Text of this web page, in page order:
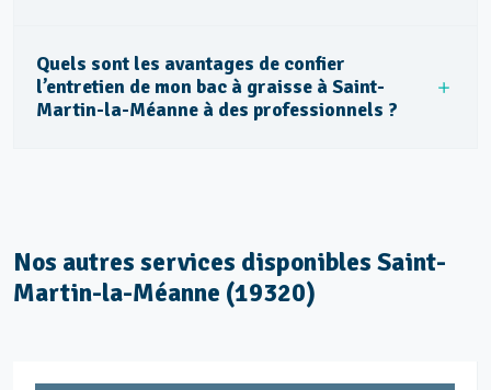
Quels sont les avantages de confier
l’entretien de mon bac à graisse à Saint-
Martin-la-Méanne à des professionnels ?
Nos autres services disponibles Saint-
Martin-la-Méanne (19320)